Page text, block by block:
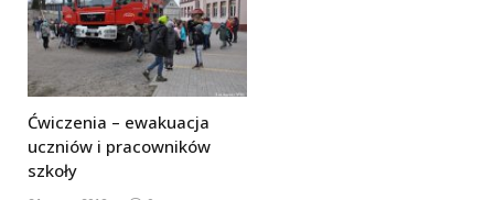
Ćwiczenia – ewakuacja
uczniów i pracowników
szkoły